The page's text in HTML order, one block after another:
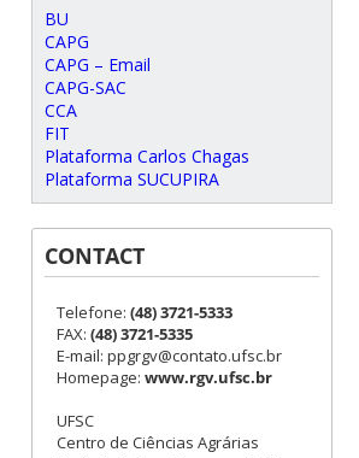
BU
CAPG
CAPG – Email
CAPG-SAC
CCA
FIT
Plataforma Carlos Chagas
Plataforma SUCUPIRA
CONTACT
Telefone: (48) 3721-5333
FAX: (48) 3721-5335
E-mail: ppgrgv@contato.ufsc.br
Homepage: www.rgv.ufsc.br
UFSC
Centro de Ciências Agrárias